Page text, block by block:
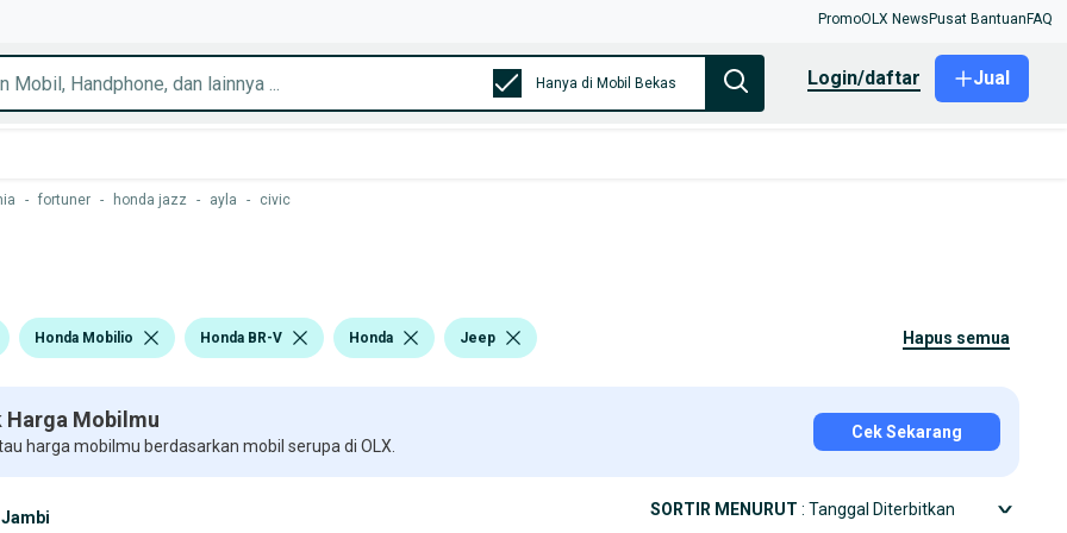
PromoOLX News Pusat Bantuan FAQ
Hanya di Mobil Bekas login/daftar Jual
- fortuner - honda jazz - ayla - civic
Honda Mobilio Honda BR-V Honda Jeep hapus semua
Harga Mobilmu
harga mobilmu berdasarkan mobil serupa di OLX.
Cek Sekarang
Jambi SORTIR MENURUT : Tanggal Diterbitkan